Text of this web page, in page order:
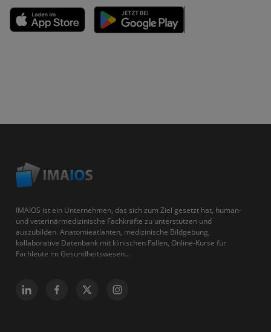
IMAIOS ist ein Unternehmen, das sich zum Ziel gesetzt hat, human-
und veterinärmedizinische Fachkräfte zu unterstützen und
auszubilden. Anatomieatlanten, medizinische Bildgebung,
kollaborative Datenbank mit klinischen Fällen, Online-Kurse für
Fachleute im Gesundheitswesen...